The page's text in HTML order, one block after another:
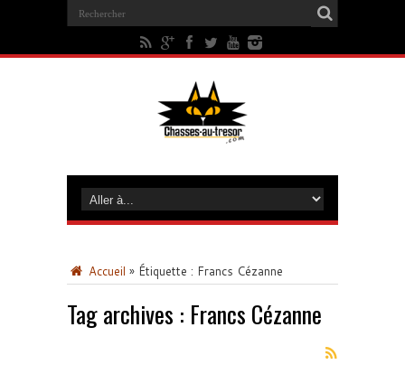
Accueil » Étiquette : Francs Cézanne
Tag archives : Francs Cézanne